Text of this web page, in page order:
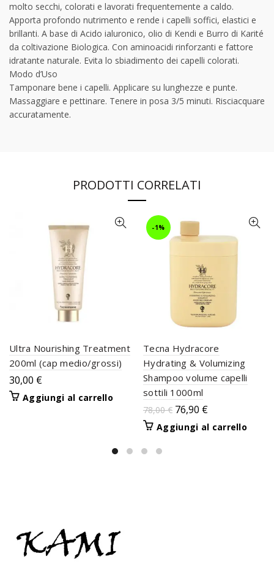
molto secchi, colorati e lavorati frequentemente a caldo.
Apporta profondo nutrimento e rende i capelli soffici, elastici e
brillanti. A base di Acido ialuronico, olio di Kendi e Burro di Karité
da coltivazione Biologica. Con aminoacidi rinforzanti e fattore
idratante naturale. Evita lo sbiadimento dei capelli colorati.
Modo d’Uso
Tamponare bene i capelli. Applicare su lunghezze e punte.
Massaggiare e pettinare. Tenere in posa 3/5 minuti. Risciacquare
accuratamente.
PRODOTTI CORRELATI
Ultra Nourishing Treatment
200ml (cap medio/grossi)
30,00 €
Aggiungi al carrello
-1%
Tecna Hydracore
Hydrating & Volumizing
Shampoo volume capelli
sottili 1000ml
78,00€ 76,90 €
Aggiungi al carrello